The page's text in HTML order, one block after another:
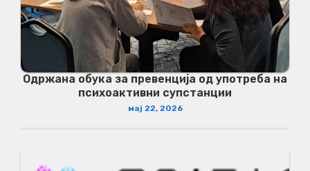
Одржана обука за превенција од употреба на
психоактивни супстанции
мај 22, 2026